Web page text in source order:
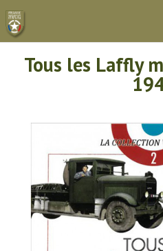
Tous les Laffly